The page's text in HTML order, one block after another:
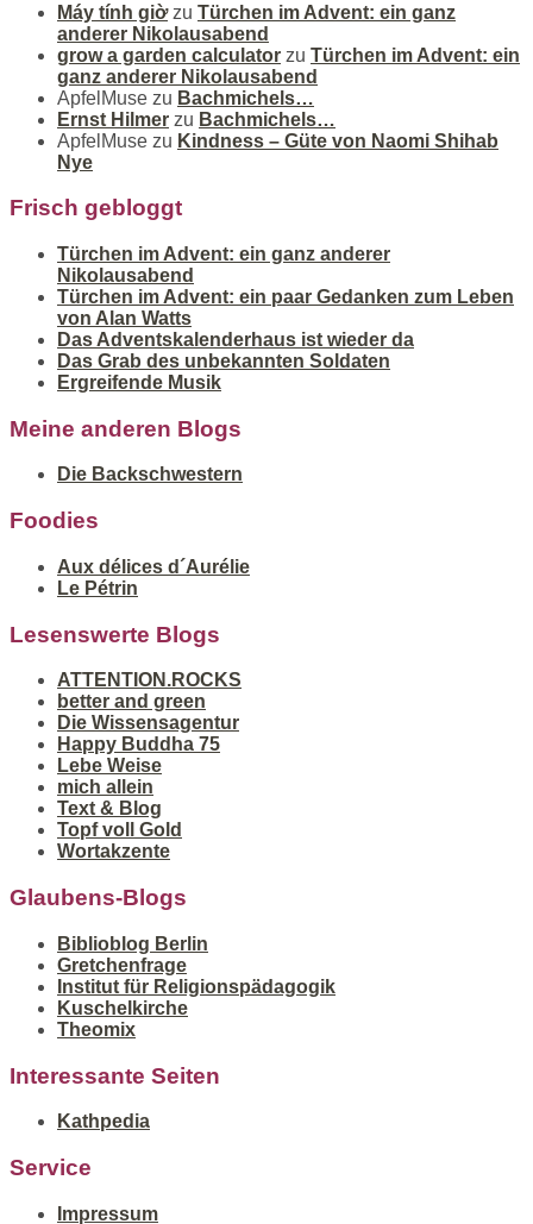
Máy tính giờzu Türchen im Advent: ein ganz
anderer Nikolausabend
grow a garden calculator zu Türchen im Advent: ein
ganz anderer Nikolausabend
ApfelMuse zu Bachmichels…
Ernst Hilmer zu Bachmichels…
ApfelMuse zu Kindness – Güte von Naomi Shihab
Nye
Frisch gebloggt
Türchen im Advent: ein ganz anderer
Nikolausabend
Türchen im Advent: ein paar Gedanken zum Leben
von Alan Watts
Das Adventskalenderhaus ist wieder da
Das Grab des unbekannten Soldaten
Ergreifende Musik
Meine anderen Blogs
Die Backschwestern
Foodies
Aux délices d´Aurélie
Le Pétrin
Lesenswerte Blogs
ATTENTION.ROCKS
better and green
Die Wissensagentur
Happy Buddha 75
Lebe Weise
mich allein
Text & Blog
Topf voll Gold
Wortakzente
Glaubens-Blogs
Biblioblog Berlin
Gretchenfrage
Institut für Religionspädagogik
Kuschelkirche
Theomix
Interessante Seiten
Kathpedia
Service
Impressum